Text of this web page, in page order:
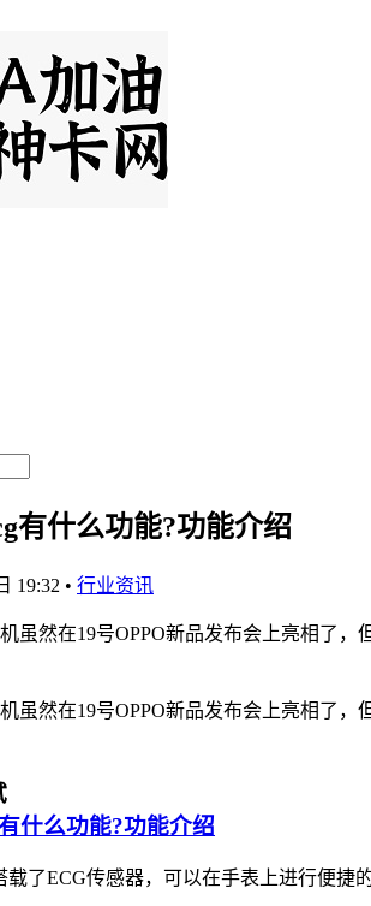
有什么功能?功能介绍
19:32 • 行业资讯
机虽然在19号OPPO新品发布会上亮相了
机虽然在19号OPPO新品发布会上亮相了
载了ECG传感器，可以在手表上进行便